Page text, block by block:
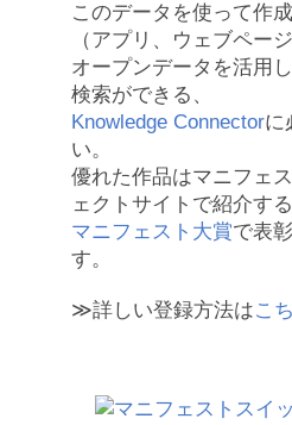
このデータを使って作
（アプリ、ウェブペー
オープンデータを活用
検索ができる、
Knowledge Connectorに
い。
優れた作品はマニフェ
ェクトサイトで紹介する
マニフェスト大賞で表
す。
≫詳しい登録方法はこ